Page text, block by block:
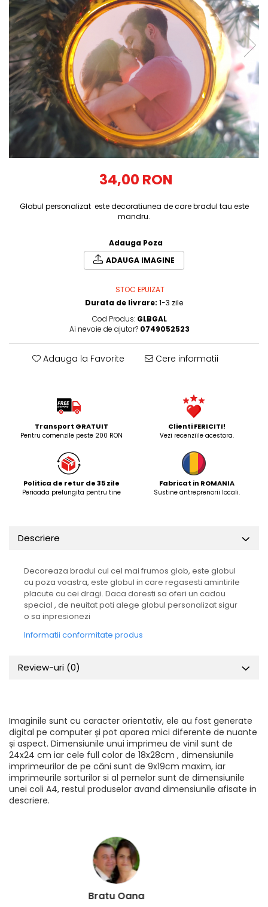
Tricouri Diverse
Tricouri Azi esti Tanar si maine...
Tricouri Motivationale
Tricouri Mamici
Tricouri Pensionari
Tricouri Animalute
Tricouri Stari
Tricouri Gameri
Tricouri Mesaje Virale
Tricouri Zicale Romanesti
Tricouri Copii
34,00 RON
Globul personalizat este decoratiunea de care bradul tau este
mandru.
Adauga Poza
ADAUGA IMAGINE
STOC EPUIZAT
Durata de livrare: 1-3 zile
Cod Produs: GLBGAL
Ai nevoie de ajutor? 0749052523
Adauga la Favorite Cere informatii
Transport GRATUIT
Pentru comenzile peste 200 RON
Clienti FERICITI!
Vezi recenziile acestora.
Politica de retur de 35 zile
Perioada prelungita pentru tine
Fabricat in ROMANIA
Sustine antreprenorii locali.
Descriere
Decoreaza bradul cul cel mai frumos glob, este globul
cu poza voastra, este globul in care regasesti amintirile
placute cu cei dragi. Daca doresti sa oferi un cadou
special , de neuitat poti alege globul personalizat sigur
o sa inpresionezi
Informatii conformitate produs
Review-uri (0)
Imaginile sunt cu caracter orientativ, ele au fost generate
digital pe computer și pot aparea mici diferente de nuante
și aspect. Dimensiunile unui imprimeu de vinil sunt de
24x24 cm iar cele full color de 18x28cm , dimensiunile
imprimeurilor de pe căni sunt de 9x19cm maxim, iar
imprimeurile sorturilor si al pernelor sunt de dimensiunile
unei coli A4, restul produselor avand dimensiunile afisate in
descriere.
Loredana Gratie